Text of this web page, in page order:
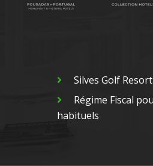
Silves Golf Resort
Régime Fiscal
habituels